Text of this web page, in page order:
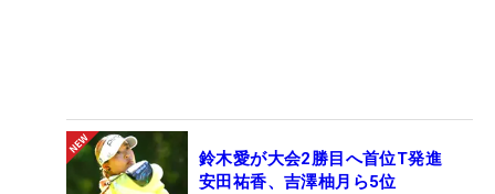
鈴木愛が大会2勝目へ首位T発進
安田祐香、吉澤柚月ら5位